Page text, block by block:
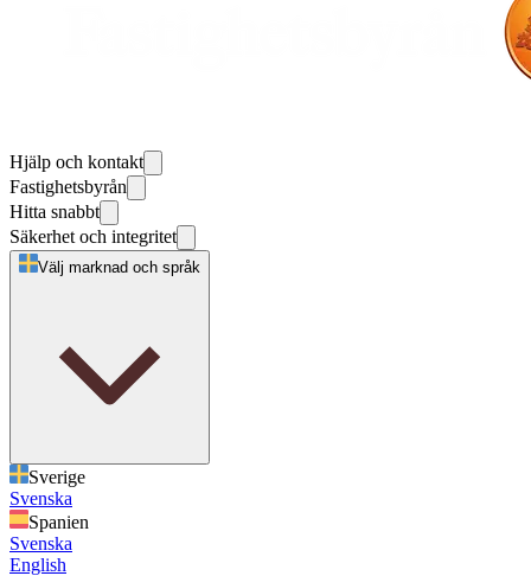
Hjälp och kontakt
Fastighetsbyrån
Hitta snabbt
Säkerhet och integritet
Välj marknad och språk
Sverige
Svenska
Spanien
Svenska
English